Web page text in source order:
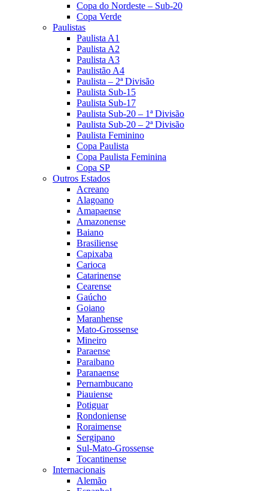
Copa do Nordeste – Sub-20
Copa Verde
Paulistas
Paulista A1
Paulista A2
Paulista A3
Paulistão A4
Paulista – 2ª Divisão
Paulista Sub-15
Paulista Sub-17
Paulista Sub-20 – 1ª Divisão
Paulista Sub-20 – 2ª Divisão
Paulista Feminino
Copa Paulista
Copa Paulista Feminina
Copa SP
Outros Estados
Acreano
Alagoano
Amapaense
Amazonense
Baiano
Brasiliense
Capixaba
Carioca
Catarinense
Cearense
Gaúcho
Goiano
Maranhense
Mato-Grossense
Mineiro
Paraense
Paraibano
Paranaense
Pernambucano
Piauiense
Potiguar
Rondoniense
Roraimense
Sergipano
Sul-Mato-Grossense
Tocantinense
Internacionais
Alemão